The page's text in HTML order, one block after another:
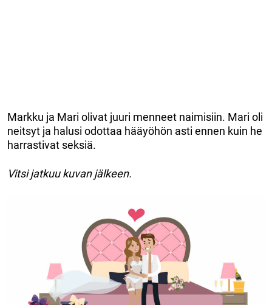
Markku ja Mari olivat juuri menneet naimisiin. Mari oli
neitsyt ja halusi odottaa hääyöhön asti ennen kuin he
harrastivat seksiä.
Vitsi jatkuu kuvan jälkeen.